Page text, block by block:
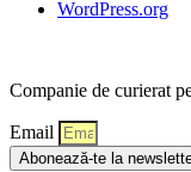
WordPress.org
Companie de curierat
Email
Abonează-te la